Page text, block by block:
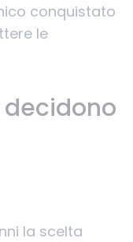
conquistato
le
decidono
la scelta